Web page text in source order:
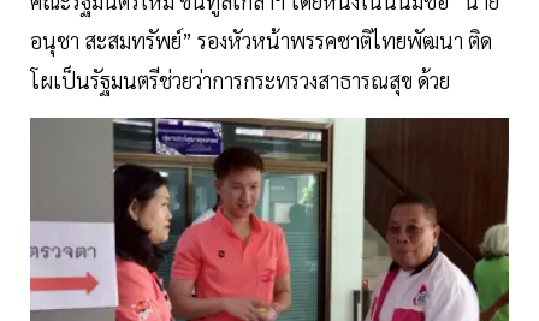
อนุชา สะสมทรัพย์” รองหัวหน้าพรรคชาติไทยพัฒนา ติด
โผเป็นรัฐมนตรีช่วยว่าการกระทรวงสาธารณสุข ด้วย